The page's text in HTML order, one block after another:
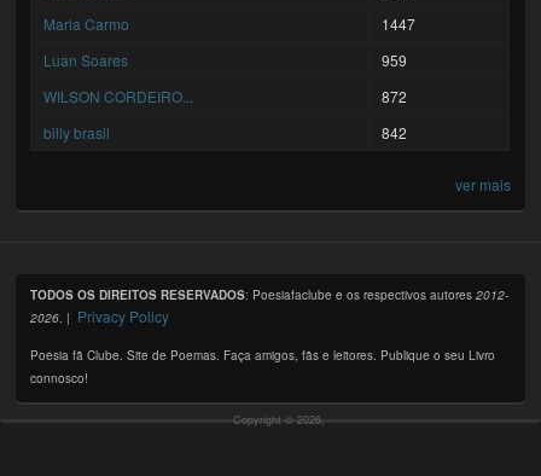
Maria Carmo
1447
Luan Soares
959
WILSON CORDEIRO...
872
billy brasil
842
ver mais
TODOS OS DIREITOS RESERVADOS: Poesiafaclube e os respectivos autores2012-
2026. | Privacy Policy
Poesia fã Clube. Site de Poemas. Faça amigos, fãs e leitores. Publique o seu Livro
connosco!
Copyright © 2026,